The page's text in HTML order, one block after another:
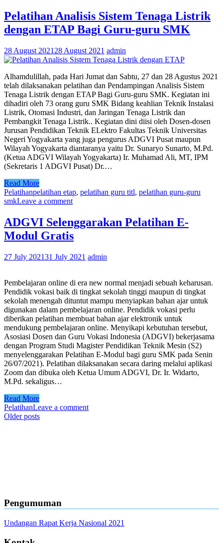
Pelatihan Analisis Sistem Tenaga Listrik
dengan ETAP Bagi Guru-guru SMK
28 August 2021 28 August 2021 admin
Alhamdulillah, pada Hari Jumat dan Sabtu, 27 dan 28 Agustus 2021
telah dilaksanakan pelatihan dan Pendampingan Analisis Sistem
Tenaga Listrik dengan ETAP Bagi Guru-guru SMK. Kegiatan ini
dihadiri oleh 73 orang guru SMK Bidang keahlian Teknik Instalasi
Listrik, Otomasi Industri, dan Jaringan Tenaga Listrik dan
Pembangkit Tenaga Listrik.. Kegiatan dini diisi oleh Dosen-dosen
Jurusan Pendidikan Teknik ELektro Fakultas Teknik Universitas
Negeri Yogyakarta yang juga pengurus ADGVI Pusat maupun
Wilayah Yogyakarta diantaranya yaitu Dr. Sunaryo Sunarto, M.Pd.
(Ketua ADGVI Wilayah Yogyakarta) Ir. Muhamad Ali, MT, IPM
(Sekretaris 1 ADGVI Pusat) Dr.…
Read More
Pelatihanpelatihan etap, pelatihan guru titl, pelatihan guru-guru
smkLeave a comment
ADGVI Selenggarakan Pelatihan E-
Modul Gratis
27 July 202131 July 2021 admin
Pembelajaran online di era new normal menjadi sebuah keharusan.
Pendidik vokasi baik di tingkat sekolah tinggi maupun di tingkat
sekolah menengah dituntut mampu menyiapkan bahan ajar untuk
digunakan dalam pembelajaran online. Pendidik vokasi perlu
diberikan pelatihan membuat bahan ajar elektronik untuk
mendukung pembelajaran online. Menyikapi kebutuhan tersebut,
Asosiasi Dosen dan Guru Vokasi Indonesia (ADGVI) bekerjasama
dengan Program Studi Magister Pendidikan Teknik Mesin (S2)
menyelenggarakan Pelatihan E-Modul bagi guru SMK pada Senin
26/07/2021). Pelatihan dilaksanakan secara daring melalui aplikasi
Zoom dan dibuka oleh Ketua Umum ADGVI, Dr. Ir. Widarto,
M.Pd. sekaligus…
Read More
PelatihanLeave a comment
Posts
Older posts
Pengumuman
Undangan Rapat Kerja Nasional 2021